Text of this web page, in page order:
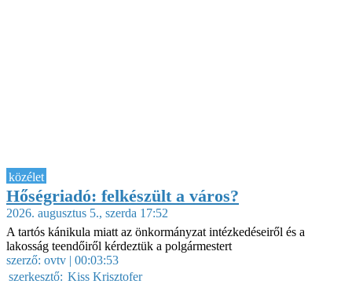
közélet
Hőségriadó: felkészült a város?
2026. augusztus 5., szerda 17:52
A tartós kánikula miatt az önkormányzat intézkedéseiről és a
lakosság teendőiről kérdeztük a polgármestert
szerző: ovtv | 00:03:53
szerkesztő: Kiss Krisztofer